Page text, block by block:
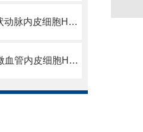
HCAEC细胞（人冠状动脉内皮细胞HCAEC）
HBMEC细胞（人脑微血管内皮细胞HBMEC）